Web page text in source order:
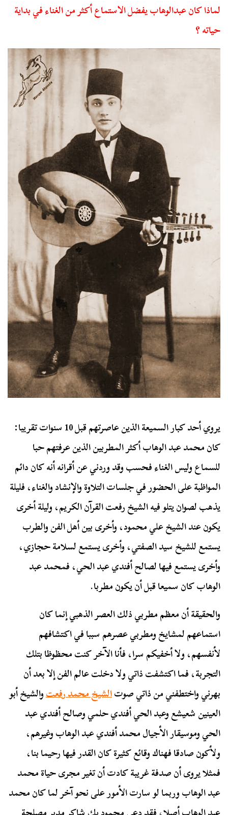
لماذا كان عبدالوهاب يفضل الاستماع أكثر من الغناء في بداية
حياته ؟
يروي أحد كبار السميعة الذين عاصرتهم قبل 10 سنوات تقريبا:
كان محمد عبد الوهاب أكثر المطربين الذين عرفتهم حبا
للسماع وليس الغناء فحسب وقد وردني عن أقرانه أنه كان دائم
المواظبة على الحضور في جلسات التلاوة والإنشاد والغناء، فليلة
يذهب لصوان يتلو فيه الشيخ رفعت القرآن الكريم، وليلة أخرى
يكون عند الشيخ علي محمود، وأخرى بين أهل الفن والطرب
يستمع للشيخ سيد الصفتي، وأخرى يستمع لسلامة حجازي،
وأخرى يستمع فيها لصالح أفندي عبد الحي، فمحمد عبد
الوهاب كان سميعا قبل أن يكون مطربا.
والحقيقة أن معظم مطربي ذلك العصر الذهبي إنما كان
استماعهم لمشايخ ومطربي عصرهم سببا في اكتشافهم
لأنفسهم، ولا أخفيكم سرا، فأنا الآخر كنت محظوظا بتلك
التجربة، فما اكتشفت ذاتي ولا دخلت عالم الفن إلا بعد أن
بهرني واختطفني من ذاتي صوتالشيخ محمد رفعتوالشيخ أبو
العينين شعيشع وعبد الحي أفندي حلمي وصالح أفندي عبد
الحي وموسيقار الأجيال محمد أفندي عبد الوهاب وغيرهم،
ولأكون صادقا فهناك وقائع كثيرة كان القدر فيها رحيما بنا،
فمثلا يروى أن صدفة غريبة كادت أن تغير مجرى حياة محمد
عبد الوهاب وربما لو سارت الأمور على نحو آخر لما كان محمد